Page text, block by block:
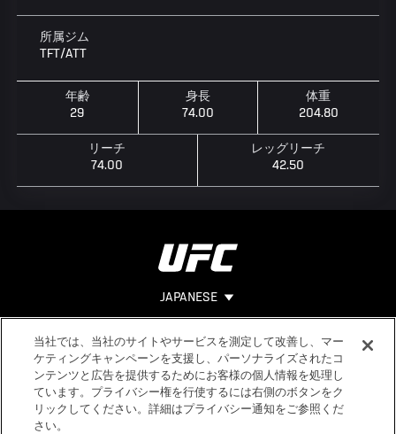
所属ジム
TFT/ATT
年齢
29
身長
74.00
体重
204.80
リーチ
74.00
レッグリーチ
42.50
JAPANESE
Footer ヘルプ
法的事項
利用規約
個人情報保
当社では、当社のサイトやサービスを測定して改善し、マー
ケティングキャンペーンを支援し、パーソナライズされたコ
ンテンツと広告を提供するためにお客様の個人情報を処理し
ています。プライバシー権を行使するには右側のボタンをク
リックしてください。詳細はプライバシー通知をご参照くだ
さい。